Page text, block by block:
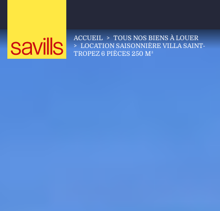
ACCUEIL > TOUS NOS BIENS À LOUER
> LOCATION SAISONNIÈRE VILLA SAINT-
TROPEZ 6 PIÈCES 250 M²